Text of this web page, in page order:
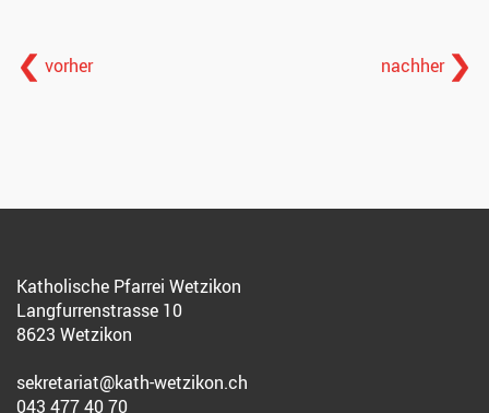
vorher nachher
Katholische Pfarrei Wetzikon
Langfurrenstrasse 10
8623 Wetzikon
sekretariat@kath-wetzikon.ch
043 477 40 70